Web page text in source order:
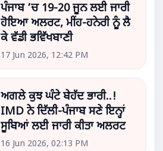
ਪੰਜਾਬ ’ਚ 19-20 ਜੂਨ ਲਈ ਜਾਰੀ
ਹੋਇਆ ਅਲਰਟ, ਮੀਂਹ-ਹਨੇਰੀ ਨੂੰ ਲੈ
ਕੇ ਵੱਡੀ ਭਵਿੱਖਬਾਣੀ
17 Jun 2026, 12:42 PM
ਅਗਲੇ ਕੁਝ ਘੰਟੇ ਬੇਹੱਦ ਭਾਰੀ..!
IMD ਨੇ ਦਿੱਲੀ-ਪੰਜਾਬ ਸਣੇ ਇਨ੍ਹਾਂ
ਸੂਬਿਆਂ ਲਈ ਜਾਰੀ ਕੀਤਾ ਅਲਰਟ
16 Jun 2026, 02:13 PM